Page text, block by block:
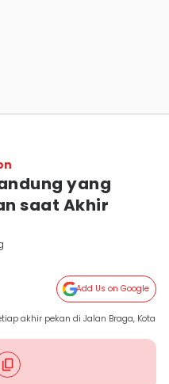
yang
saat Akhir
Add Us on Google
akhir pekan di Jalan Braga, Kota